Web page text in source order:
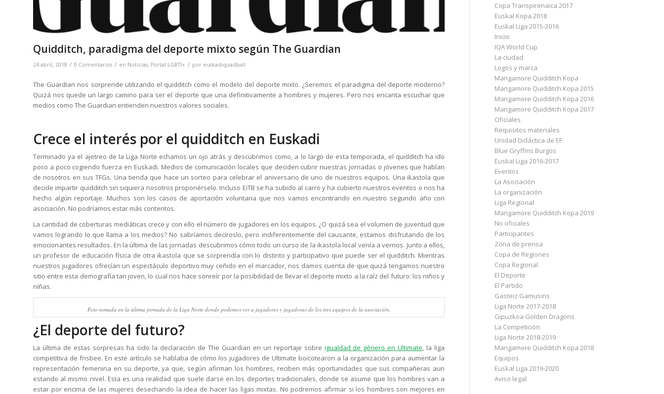
Quidditch, paradigma del deporte mixto según The Guardian
24 abril, 2018 / 0 Comentarios / en Noticias, Portal LGBTI+ / por euskadiquadball
The Guardian nos sorprende utilizando el quidditch como el modelo del deporte mixto. ¿Seremos el paradigma del deporte moderno?
Quizá nos quede un largo camino para ser el deporte que una definitivamente a hombres y mujeres. Pero nos encanta escuchar que
medios como The Guardian entienden nuestros valores sociales.
Crece el interés por el quidditch en Euskadi
Terminado ya el ajetreo de la Liga Norte echamos un ojo atrás y descubrimos como, a lo largo de esta temporada, el quidditch ha ido
poco a poco cogiendo fuerza en Euskadi. Medios de comunicación locales que deciden cubrir nuestras jornadas o jóvenes que hablan
de nosotros en sus TFGs. Una tienda que hace un sorteo para celebrar el aniversario de uno de nuestros equipos. Una ikastola que
decide impartir quidditch sin siquiera nosotros proponérselo. Incluso EiTB se ha subido al carro y ha cubierto nuestros eventos o nos ha
hecho algún reportaje. Muchos son los casos de aportación voluntaria que nos vamos encontrando en nuestro segundo año con
asociación. No podríamos estar más contentos.
La cantidad de coberturas mediáticas crece y con ello el número de jugadores en los equipos. ¿O quizá sea el volumen de juventud que
vamos logrando lo que llama a los medios? No sabríamos decíroslo, pero indiferentemente del causante, estamos disfrutando de los
emocionantes resultados. En la última de las jornadas descubrimos cómo todo un curso de la ikastola local venía a vernos. Junto a ellos,
un profesor de educación física de otra ikastola que se sorprendía con lo distinto y participativo que puede ser el quidditch. Mientras
nuestros jugadores ofrecían un espectáculo deportivo muy ceñido en el marcador, nos damos cuenta de que quizá tengamos nuestro
sitio entre esta demografía tan joven, lo cual nos hace sonreír por la posibilidad de llevar el deporte mixto a la raíz del futuro: los niños y
niñas.
Foto tomada en la última jornada de la Liga Norte donde podemos ver a jugadores y jugadoras de los tres equipos de la asociación.
¿El deporte del futuro?
La última de estas sorpresas ha sido la declaración de The Guardian en un reportaje sobre igualdad de género en Ultimate, la liga
competitiva de frisbee. En este artículo se hablaba de cómo los jugadores de Ultimate boicotearon a la organización para aumentar la
representación femenina en su deporte, ya que, según afirman los hombres, reciben más oportunidades que sus compañeras aun
estando al mismo nivel. Esta es una realidad que suele darse en los deportes tradicionales, donde se asume que los hombres van a
estar por encima de las mujeres desechando la idea de hacer las ligas mixtas. No podremos afirmar si los hombres son mejores en
Copa Transpirenaica 2017
Euskal Kopa 2018
Euskal Liga 2015-2016
Inicio
IQA World Cup
La ciudad
Logos y marca
Mangamore Quidditch Kopa
Mangamore Quidditch Kopa 2015
Mangamore Quidditch Kopa 2016
Mangamore Quidditch Kopa 2017
Oficiales
Requisitos materiales
Unidad Didáctica de EF
Blue Gryffins Burgos
Euskal Liga 2016-2017
Eventos
La Asociación
La organización
Liga Regional
Mangamore Quidditch Kopa 2019
No oficiales
Participantes
Zona de prensa
Copa de Regiones
Copa Regional
El Deporte
El Partido
Gasteiz Gamusins
Liga Norte 2017-2018
Gipuzkoa Golden Dragons
La Competición
Liga Norte 2018-2019
Mangamore Quidditch Kopa 2018
Equipos
Euskal Liga 2019-2020
Aviso legal